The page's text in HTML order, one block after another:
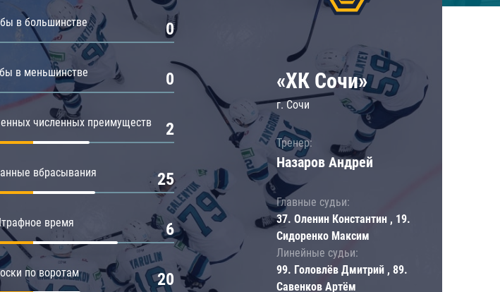
в большинстве 0
в меньшинстве 0
численных преимуществ 2
вбрасывания 25
время 6
по воротам 20
«ХК Сочи»
г. Сочи
Тренер:
Назаров Андрей
Главные судьи:
37. Оленин Константин , 19.
Сидоренко Максим
Линейные судьи:
99. Головлёв Дмитрий , 89.
Савенков Артём